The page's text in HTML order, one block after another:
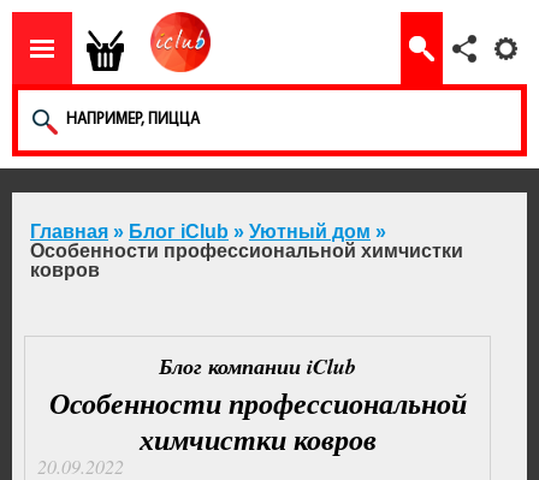
Главная » Блог iClub » Уютный дом »
Особенности профессиональной химчистки
ковров
Блог компании iClub
Особенности профессиональной
химчистки ковров
20.09.2022